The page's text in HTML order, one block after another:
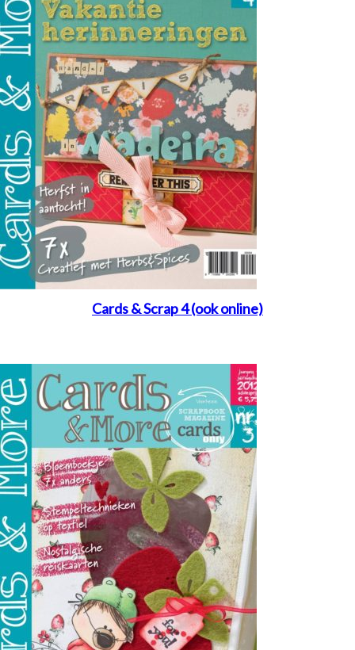
Cards & Scrap 4 (ook online)